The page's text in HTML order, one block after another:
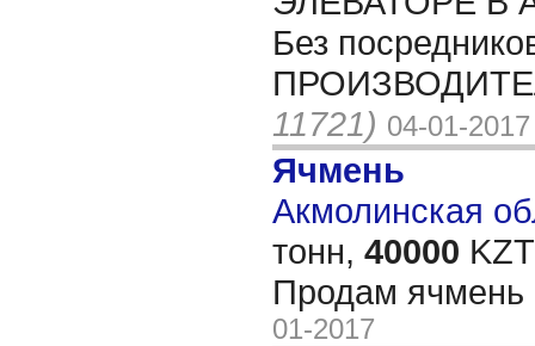
Без
11721) 04-01-2017
Ячмень
Акмолинская
тонн, 40000
Продам ячмень
01-2017